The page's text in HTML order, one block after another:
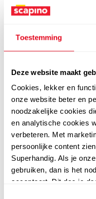
Toestemming
Deze website maakt
Cookies, lekker en
onze website beter en
noodzakelijke cookies
en analytische cookies
verbeteren. Met
persoonlijke content
Superhandig. Als je
gebruiken, dan is het
accepteert. Dit doe je